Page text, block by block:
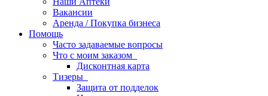
Вакансии
Аренда / Покупка бизнеса
Помощь
Часто задаваемые вопросы
Что с моим заказом
Дисконтная карта
Тизеры
Защита от подделок